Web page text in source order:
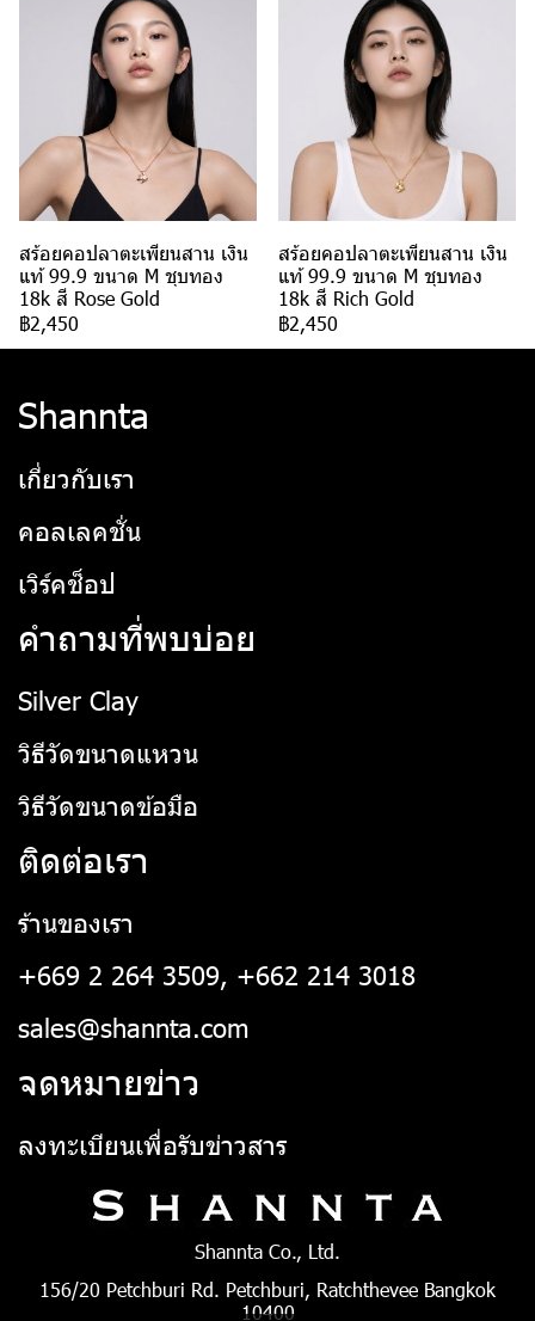
สร้อยคอปลาตะเพียนสาน เงิน
แท้ 99.9 ขนาด M ชุบทอง
18k สี Rose Gold
฿2,450
สร้อยคอปลาตะเพียนสาน เงิน
แท้ 99.9 ขนาด M ชุบทอง
18k สี Rich Gold
฿2,450
Shannta
เกี่ยวกับเรา
คอลเลคชั่น
เวิร์คช็อป
คำถามที่พบบ่อย
Silver Clay
วิธีวัดขนาดแหวน
วิธีวัดขนาดข้อมือ
ติดต่อเรา
ร้านของเรา
+669 2 264 3509, +662 214 3018
sales@shannta.com
จดหมายข่าว
ลงทะเบียนเพื่อรับข่าวสาร
Shannta Co., Ltd.
156/20 Petchburi Rd. Petchburi, Ratchthevee Bangkok
10400